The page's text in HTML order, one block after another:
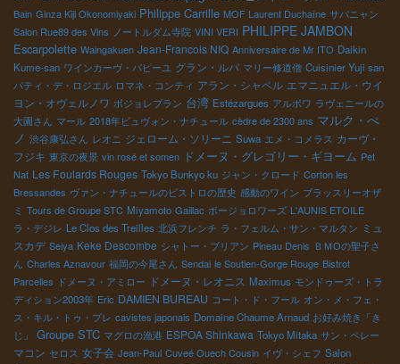
Bain Ginza Kiji Okonomiyaki Philippe Carrille MOF Laurent Duchaîne サバニャン
Salon Rue89 des Vins ノートルダム寺院 VINI VERI PHILIPPE JAMBON
Escarpolette Waingakuen Jean-Francois NIQ Anniversaire de Mr ITO Daikin
Kume-san ワインカーヴ・パピーユ グラン・ルパ マリー修道僧 Cuisinier Yuji san
パティ・デ・ロジエル ロマネ・コンティ アラン・シャペル エマニュエル・ウイ
ヨン・オヴェルノワ ボジョレブラン 台湾 Estézargues アルボワ ラヴェニールの
大園さん マール 2018年ビュヴォン・ナチュール cèdre de 2300 ans マルク・ぺ
ノ 渋谷康弘さん レオニ ジェローム・ソリーニ Suwa エメ・コメラス カーヴ・
フジキ 東京の夜景 vin rosé et somen ドメーヌ・グレゴリー・ギヨーム Pet
Nat Les Foulards Rouges Tokyo Bunkyo ku ジャン・クロード Corton les
Bressandes ヴァン・ナチュールのビストロの歴史 感動のワイン ブラッスリーオザ
ミ Tours de Groupe STC Miyamoto Gaillac ボージョロワーズ L'AUNIS ETOILE
ラ・デジレ Le Clos des Treilles 北浜フレンチ ラ・フェルム・サン・マルタン ミュ
スカデ Seiya Keke Descombe シャトー・ブリアン Pineau Denis ＢＭОの聖子さ
ん Charles Aznavour 福岡の今尾さん Sendai le Soutien-Gorge Rouge Bistrot
Parcelles ドメーヌ・アミロー ドメーヌ・レオニス Maximus モンドゥーズ・トラ
ディション2003年 Eric DAMIEN BUREAU コート・ド・フール オン・メ・フェ・
ス・キル・トゥ・プレ cavistes japonais Domaine Chaume Arnaud お好み焼き「き
じ」
Groupe STC マグロの漁港 ESPOA Shinkawa Tokyo Mitaka サン・ペレー
マコン セロス 女子会 Jean-Paul Cuveé Ouech Cousin イヴ・シェフ Salon